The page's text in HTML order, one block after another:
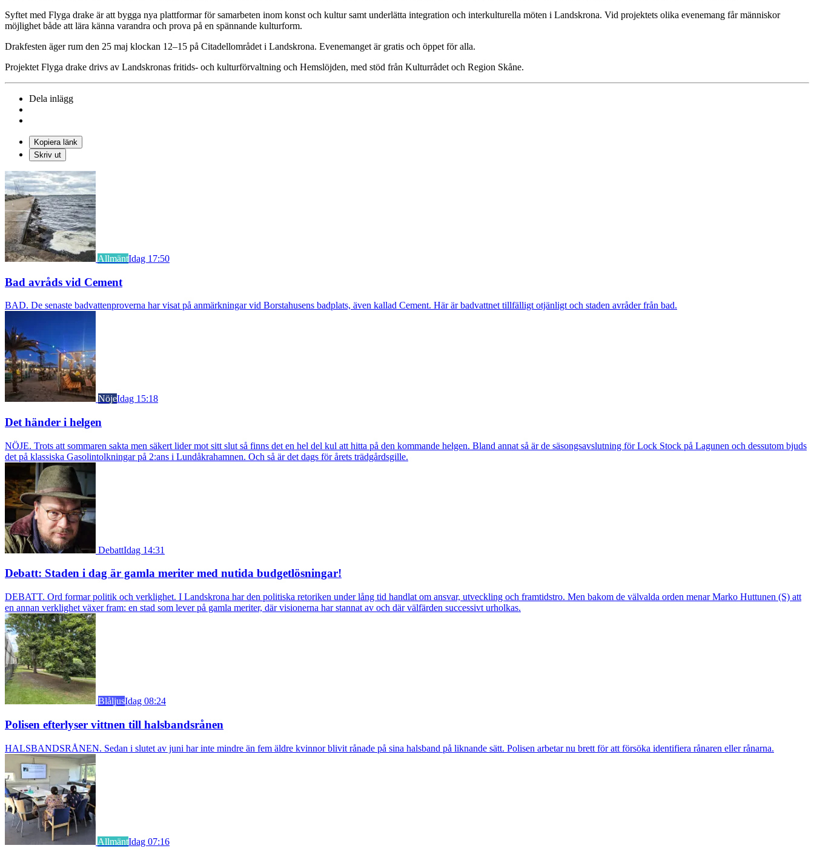
Syftet med Flyga drake är att bygga nya plattformar för samarbeten inom konst och kultur samt underlätta integration och interkulturella möten i Landskrona. Vid projektets olika evenemang får människor
möjlighet både att lära känna varandra och prova på en spännande kulturform.
Drakfesten äger rum den 25 maj klockan 12–15 på Citadellområdet i Landskrona. Evenemanget är gratis och öppet för alla.
Projektet Flyga drake drivs av Landskronas fritids- och kulturförvaltning och Hemslöjden, med stöd från Kulturrådet och Region Skåne.
Dela inlägg
Kopiera länk
Skriv ut
AllmäntIdag 17:50
Bad avråds vid Cement
BAD. De senaste badvattenproverna har visat på anmärkningar vid Borstahusens badplats, även kallad Cement. Här är badvattnet tillfälligt otjänligt och staden avråder från bad.
NöjeIdag 15:18
Det händer i helgen
NÖJE. Trots att sommaren sakta men säkert lider mot sitt slut så finns det en hel del kul att hitta på den kommande helgen. Bland annat så är de säsongsavslutning för Lock Stock på Lagunen och dessutom bjuds
det på klassiska Gasolintolkningar på 2:ans i Lundåkrahamnen. Och så är det dags för årets trädgårdsgille.
DebattIdag 14:31
Debatt: Staden i dag är gamla meriter med nutida budgetlösningar!
DEBATT. Ord formar politik och verklighet. I Landskrona har den politiska retoriken under lång tid handlat om ansvar, utveckling och framtidstro. Men bakom de välvalda orden menar Marko Huttunen (S) att
en annan verklighet växer fram: en stad som lever på gamla meriter, där visionerna har stannat av och där välfärden successivt urholkas.
BlåljusIdag 08:24
Polisen efterlyser vittnen till halsbandsrånen
HALSBANDSRÅNEN. Sedan i slutet av juni har inte mindre än fem äldre kvinnor blivit rånade på sina halsband på liknande sätt. Polisen arbetar nu brett för att försöka identifiera rånaren eller rånarna.
AllmäntIdag 07:16